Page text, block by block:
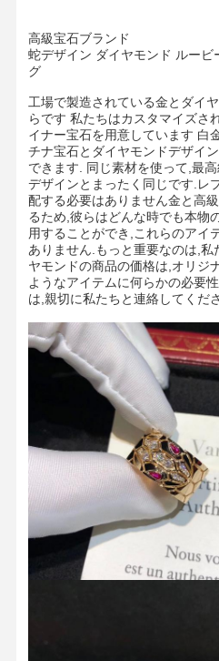
高級宝石ブランド
蛇デザイン ダイヤモンド ルー
グ
工場で製造されている金とダイ
らです 私たちはカスタマイズさ
イナー宝石を用意しています 白
チナ宝石とダイヤモンドデザイ
できます. 同じ素材を使って,最
デザインとまったく同じです.レ
配する必要はありません金と高
るため,彼らはどんな時でも本物
用することができ,これらのアイ
ありません.もっと重要なのは,
ヤモンドの商品の価格は,オリジ
ようなアイテムに何らかの必要
は,親切に私たちと連絡してくだ